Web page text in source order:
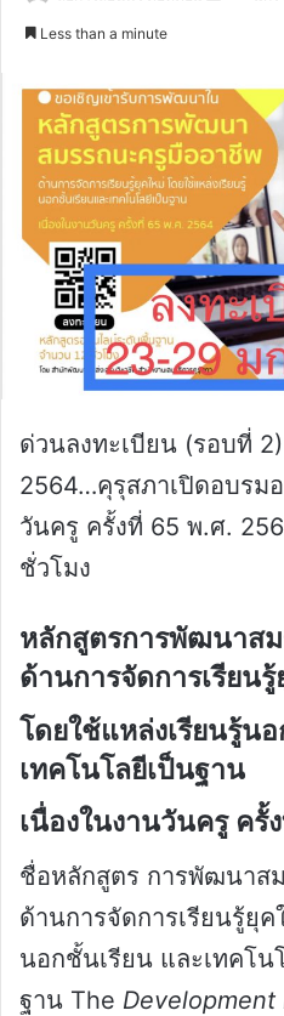
Less than a minute
ด่วนลงทะเบียน (รอบที่
2564…คุรุสภาเปิดอบรม
วันครู ครั้งที่ 65 พ.ศ.
ชั่วโมง
หลักสูตรการพัฒนาส
ด้านการจัดการเรียน
โดยใช้แหล่งเรียนรู้น
เทคโนโลยีเป็นฐาน
เนื่องในงานวันครู ค
ชื่อหลักสูตร การพัฒนาส
ด้านการจัดการเรียนรู้ยุ
นอกชั้นเรียน และเทคโน
ฐาน The Development